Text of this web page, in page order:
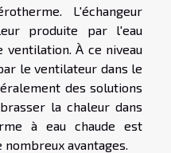
L'échangeur
produite par l'eau
ventilation. À ce niveau
le ventilateur dans le
des solutions
la chaleur dans
à eau chaude est
avantages.